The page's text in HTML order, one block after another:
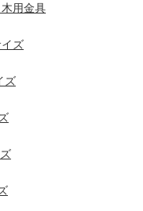
用金具
ズ
ズ